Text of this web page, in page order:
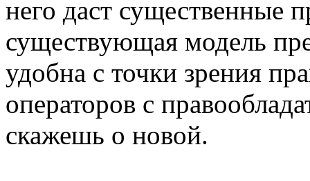
него даст существенные
существующая модель
удобна с точки зрения
операторов с
скажешь о новой.